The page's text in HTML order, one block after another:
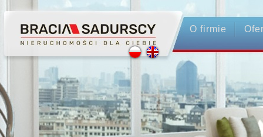
O firmie
Profesjonalne Pośrednictwo